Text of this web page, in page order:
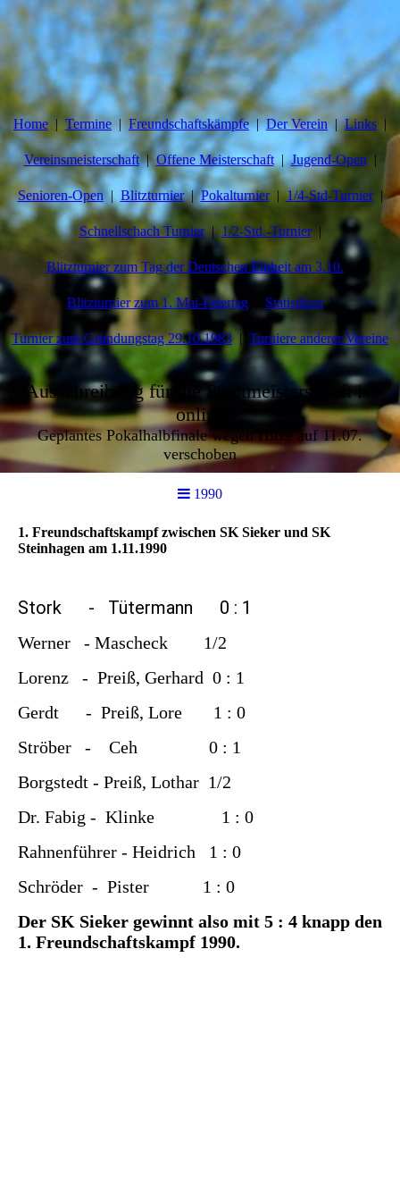
Home Termine Freundschaftskämpfe Der Verein Links
Vereinsmeisterschaft Offene Meisterschaft Jugend-Open
Senioren-Open Blitzturnier Pokalturnier 1/4-Std-Turnier
Schnellschach Turnier 1/2-Std.-Turnier
Blitzturnier zum Tag der Deutschen Einheit am 3.10.
Blitzturnier zum 1. Mai-Feiertag Statistiken
Turnier zum Gründungstag 29.10.1983 Turniere anderer Vereine
Ausschreibung für die Stadtmeisterschaft ist
online
Geplantes Pokalhalbfinale wegen Hitze auf 11.07.
verschoben
1990
1. Freundschaftskampf zwischen SK Sieker und SK
Steinhagen am 1.11.1990
Stork - Tütermann 0 : 1
Werner - Mascheck 1/2
Lorenz - Preiß, Gerhard 0 : 1
Gerdt - Preiß, Lore 1 : 0
Ströber - Ceh 0 : 1
Borgstedt - Preiß, Lothar 1/2
Dr. Fabig - Klinke 1 : 0
Rahnenführer - Heidrich 1 : 0
Schröder - Pister 1 : 0
Der SK Sieker gewinnt also mit 5 : 4 knapp den
1. Freundschaftskampf 1990.